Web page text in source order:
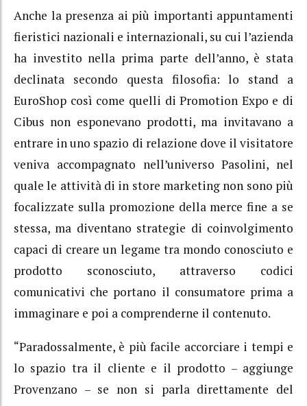
Anche la presenza ai più importanti appuntamenti
fieristici nazionali e internazionali, su cui l’azienda
ha investito nella prima parte dell’anno, è stata
declinata secondo questa filosofia: lo stand a
EuroShop così come quelli di Promotion Expo e di
Cibus non esponevano prodotti, ma invitavano a
entrare in uno spazio di relazione dove il visitatore
veniva accompagnato nell’universo Pasolini, nel
quale le attività di in store marketing non sono più
focalizzate sulla promozione della merce fine a se
stessa, ma diventano strategie di coinvolgimento
capaci di creare un legame tra mondo conosciuto e
prodotto sconosciuto, attraverso codici
comunicativi che portano il consumatore prima a
immaginare e poi a comprenderne il contenuto.
“Paradossalmente, è più facile accorciare i tempi e
lo spazio tra il cliente e il prodotto – aggiunge
Provenzano – se non si parla direttamente del